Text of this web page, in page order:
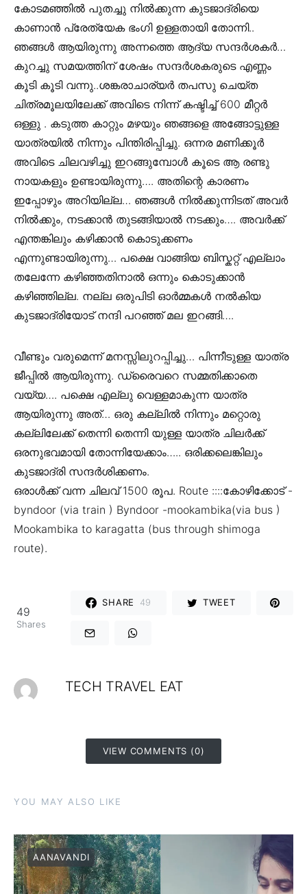
കോടമഞ്ഞിൽ പുതച്ചു നിൽക്കുന്ന കുടജാദ്രിയെ
കാണാൻ പ്രേത്യേക ഭംഗി ഉള്ളതായി തോന്നി..
ഞങ്ങൾ ആയിരുന്നു അന്നത്തെ ആദ്യ സന്ദർശകർ…
കുറച്ചു സമയത്തിന് ശേഷം സന്ദർശകരുടെ എണ്ണം
കൂടി കൂടി വന്നു..ശങ്കരാചാര്യർ തപസു ചെയ്ത
ചിത്രമൂലയിലേക്ക് അവിടെ നിന്ന് കഷ്ടിച്ച് 600 മീറ്റർ
ഒള്ളു . കടുത്ത കാറ്റും മഴയും ഞങ്ങളെ അങ്ങോട്ടുള്ള
യാത്രയിൽ നിന്നും പിന്തിരിപ്പിച്ചു. ഒന്നര മണിക്കൂർ
അവിടെ ചിലവഴിച്ചു ഇറങ്ങുമ്പോൾ കൂടെ ആ രണ്ടു
നായകളും ഉണ്ടായിരുന്നു…. അതിന്റെ കാരണം
ഇപ്പോഴും അറിയില്ല… ഞങ്ങൾ നിൽക്കുന്നിടത് അവർ
നിൽക്കും, നടക്കാൻ തുടങ്ങിയാൽ നടക്കും…. അവർക്ക്
എന്തങ്കിലും കഴിക്കാൻ കൊടുക്കണം
എന്നുണ്ടായിരുന്നു… പക്ഷെ വാങ്ങിയ ബിസ്കറ്റ് എല്ലാം
തലേന്നേ കഴിഞ്ഞതിനാൽ ഒന്നും കൊടുക്കാൻ
കഴിഞ്ഞില്ല. നല്ല ഒരുപിടി ഓർമ്മകൾ നൽകിയ
കുടജാദ്രിയോട് നന്ദി പറഞ്ഞ് മല ഇറങ്ങി….
വീണ്ടും വരുമെന്ന് മനസ്സിലുറപ്പിച്ചു… പിന്നീടുള്ള യാത്ര
ജീപ്പിൽ ആയിരുന്നു. ഡ്രൈവറെ സമ്മതിക്കാതെ
വയ്യ…. പക്ഷെ എല്ലു വെള്ളമാകുന്ന യാത്ര
ആയിരുന്നു അത്… ഒരു കല്ലിൽ നിന്നും മറ്റൊരു
കല്ലിലേക്ക് തെന്നി തെന്നി യുള്ള യാത്ര ചിലർക്ക്
ഒരനുഭവമായി തോന്നിയേക്കാം….. ഒരിക്കലെങ്കിലും
കുടജാദ്രി സന്ദർശിക്കണം.
ഒരാൾക്ക് വന്ന ചിലവ് 1500 രൂപ. Route ::::കോഴിക്കോട് -
byndoor (via train ) Byndoor -mookambika(via bus )
Mookambika to karagatta (bus through shimoga
route).
49
Shares
SHARE 49 TWEET
TECH TRAVEL EAT
VIEW COMMENTS (0)
YOU MAY ALSO LIKE
AANAVANDI